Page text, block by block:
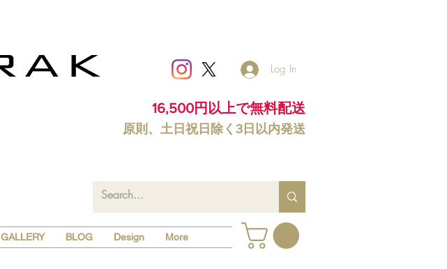
Log In
16,500円以上で無料配送
原則、土日祝日除く3日以内発送
GALLERY BLOG Design More